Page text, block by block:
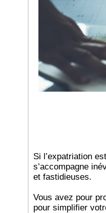
Si l’expatriation
s’accompagne
et fastidieuses.
Vous avez pour
pour simplifier